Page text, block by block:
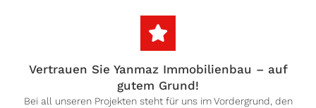
Vertrauen Sie Yanmaz Immobilienbau – auf
gutem Grund!
Bei all unseren Projekten steht für uns im Vordergrund, den